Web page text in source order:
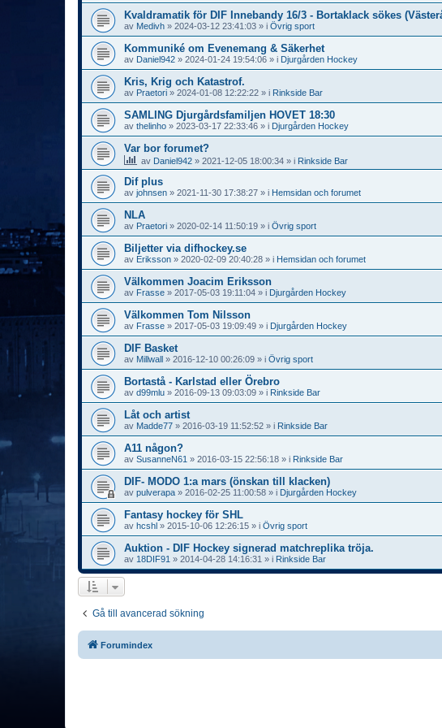
Kvaldramatik för DIF Innebandy 16/3 - Bortaklack sökes
av Medivh » 2024-03-12 23:41:03 » i Övrig sport
Kommuniké om Evenemang & Säkerhet
av Daniel942 » 2024-01-24 19:54:06 » i Djurgården Hockey
Kris, Krig och Katastrof.
av Praetori » 2024-01-08 12:22:22 » i Rinkside Bar
SAMLING Djurgårdsfamiljen HOVET 18:30
av thelinho » 2023-03-17 22:33:46 » i Djurgården Hockey
Var bor forumet?
av Daniel942 » 2021-12-05 18:00:34 » i Rinkside Bar
Dif plus
av johnsen » 2021-11-30 17:38:27 » i Hemsidan och forumet
NLA
av Praetori » 2020-02-14 11:50:19 » i Övrig sport
Biljetter via difhockey.se
av Eriksson » 2020-02-09 20:40:28 » i Hemsidan och forumet
Välkommen Joacim Eriksson
av Frasse » 2017-05-03 19:11:04 » i Djurgården Hockey
Välkommen Tom Nilsson
av Frasse » 2017-05-03 19:09:49 » i Djurgården Hockey
DIF Basket
av Millwall » 2016-12-10 00:26:09 » i Övrig sport
Bortastå - Karlstad eller Örebro
av d99mlu » 2016-09-13 09:03:09 » i Rinkside Bar
Låt och artist
av Madde77 » 2016-03-19 11:52:52 » i Rinkside Bar
A11 någon?
av SusanneN61 » 2016-03-15 22:56:18 » i Rinkside Bar
DIF- MODO 1:a mars (önskan till klacken)
av pulverapa » 2016-02-25 11:00:58 » i Djurgården Hockey
Fantasy hockey för SHL
av hcshl » 2015-10-06 12:26:15 » i Övrig sport
Auktion - DIF Hockey signerad matchreplika tröja.
av 18DIF91 » 2014-04-28 14:16:31 » i Rinkside Bar
Gå till avancerad sökning
Forumindex